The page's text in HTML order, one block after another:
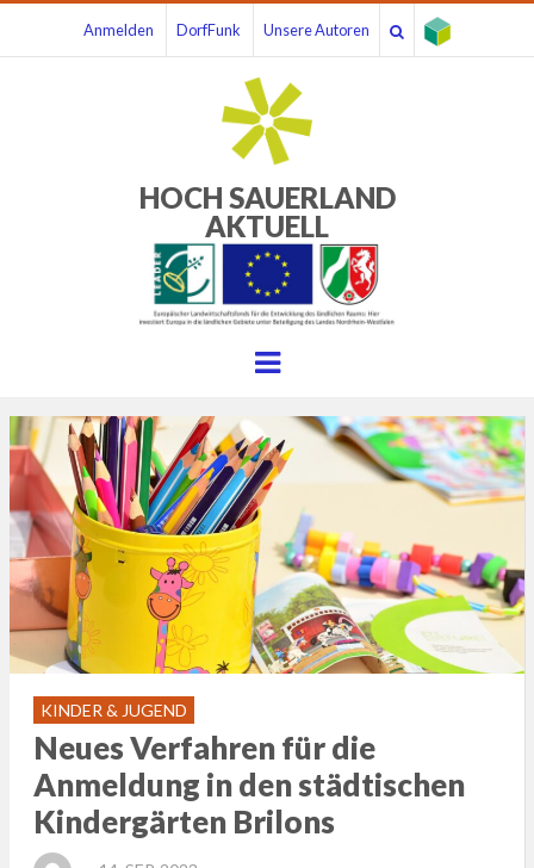
Anmelden DorfFunk Unsere Autoren
HOCH SAUERLAND
AKTUELL
Menu
KINDER & JUGEND
Neues Verfahren für die
Anmeldung in den städtischen
Kindergärten Brilons
POSTED